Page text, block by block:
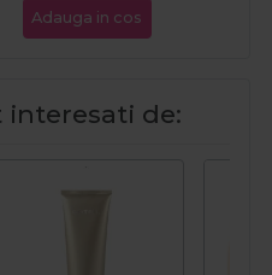
Adauga in cos
interesati de: